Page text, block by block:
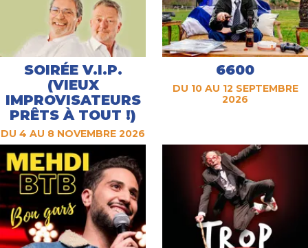
SOIRÉE V.I.P.
(VIEUX
IMPROVISATEURS
PRÊTS À TOUT !)
DU 4 AU 8 NOVEMBRE 2026
6600
DU 10 AU 12 SEPTEMBRE
2026